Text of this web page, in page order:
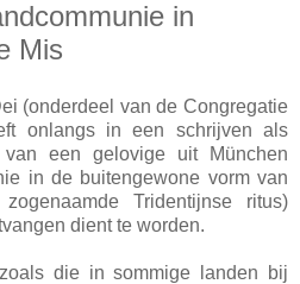
in
Mis
(onderdeel van de Congregatie
onlangs in een schrijven als
een gelovige uit München
in de buitengewone vorm van
Tridentijnse ritus)
dient te worden.
die in sommige landen bij